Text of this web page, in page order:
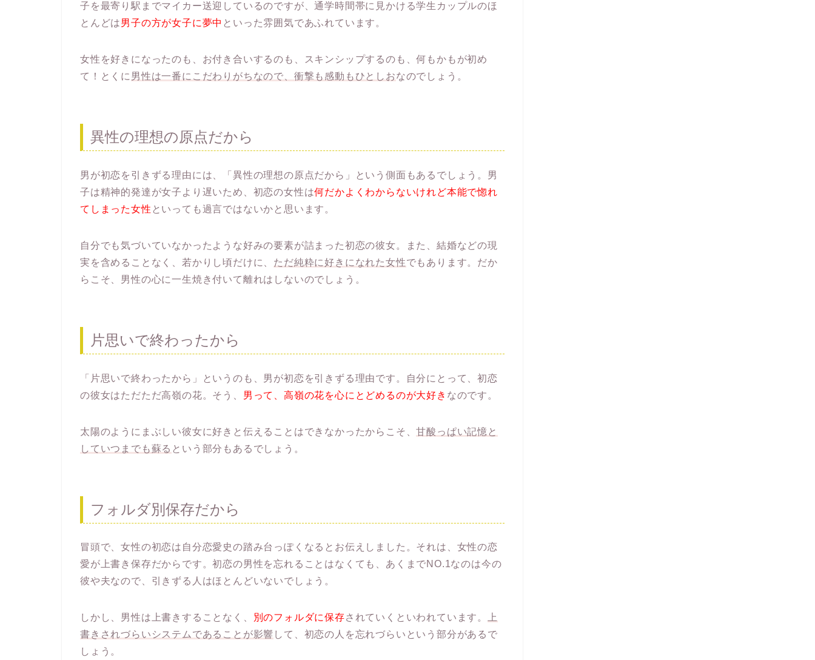
子を最寄り駅までマイカー送迎しているのですが、通学時間帯に見かける学生カップルのほ
とんどは男子の方が女子に夢中 といった雰囲気であふれています。
女性を好きになったのも、お付き合いするのも、スキンシップするのも、何もかもが初め
て！とくに 男性は一番にこだわりがちなので、衝撃も感動もひとしおなのでしょう。
異性の理想の原点だから
男が初恋を引きずる理由には、「異性の理想の原点だから」という側面もあるでしょう。男
子は精神的発達が女子より遅いため、初恋の女性は何だかよくわからないけれど本能で惚れ
てしまった女性 といっても過言ではないかと思います。
自分でも気づいていなかったような好みの要素が詰まった初恋の彼女。また、結婚などの現
実を含めることなく、若かりし頃だけに、 ただ純粋に好きになれた女性でもあります。だか
らこそ、男性の心に一生焼き付いて離れはしないのでしょう。
片思いで終わったから
「片思いで終わったから」というのも、男が初恋を引きずる理由です。自分にとって、初恋
の彼女はただただ高嶺の花。そう、 男って、高嶺の花を心にとどめるのが大好き なのです。
太陽のようにまぶしい彼女に好きと伝えることはできなかったからこそ、甘酸っぱい記憶と
していつまでも蘇る という部分もあるでしょう。
フォルダ別保存だから
冒頭で、女性の初恋は自分恋愛史の踏み台っぽくなるとお伝えしました。それは、女性の恋
愛が上書き保存だからです。初恋の男性を忘れることはなくても、あくまでNO.1なのは今の
彼や夫なので、引きずる人はほとんどいないでしょう。
しかし、男性は上書きすることなく、 別のフォルダに保存されていくといわれています。
上
書きされづらいシステムであることが影響 して、初恋の人を忘れづらいという部分があるで
しょう。